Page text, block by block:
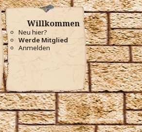
Willkommen
Neu hier?
Werde Mitglied
Anmelden